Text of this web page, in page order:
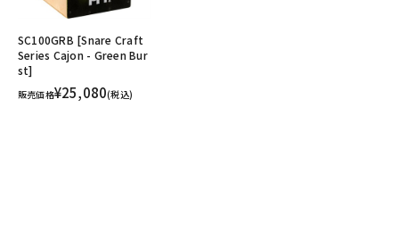
SC100GRB [Snare Craft
Series Cajon - Green Bur
st]
販売価格¥25,080(税込)